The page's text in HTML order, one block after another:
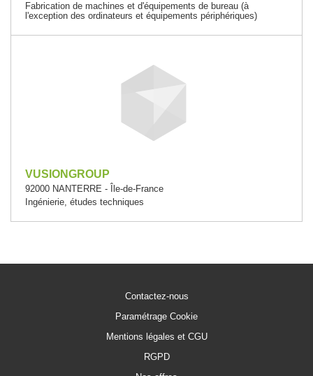
Fabrication de machines et d'équipements de bureau (à
l'exception des ordinateurs et équipements périphériques)
VUSIONGROUP
92000 NANTERRE - Île-de-France
Ingénierie, études techniques
Contactez-nous
Paramétrage Cookie
Mentions légales et CGU
RGPD